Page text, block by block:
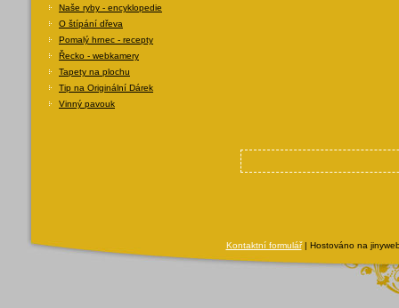
Naše ryby - encyklopedie
O štípání dřeva
Pomalý hrnec - recepty
Řecko - webkamery
Tapety na plochu
Tip na Originální Dárek
Vinný pavouk
Kontaktní formulář| Hostováno na